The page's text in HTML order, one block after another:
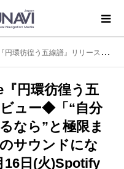
き詰めた結果、このサウンドになりました。」────9月16日(火)Spotify O-WEST＜12th Anniversary Oneman『Chantyの世界へようこそ』＞開催！
『円環彷徨う五
ュー◆「“自分
なら”と極限ま
サウンドにな
日(火)Spotify